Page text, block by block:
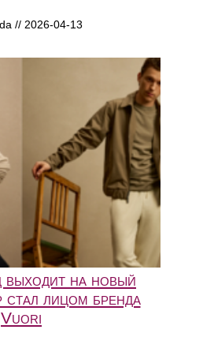
// 2026-04-13
на новый
стал лицом бренда
Vuori